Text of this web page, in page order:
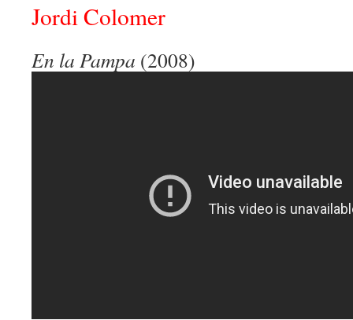
Jordi Colomer
En la Pampa (2008)